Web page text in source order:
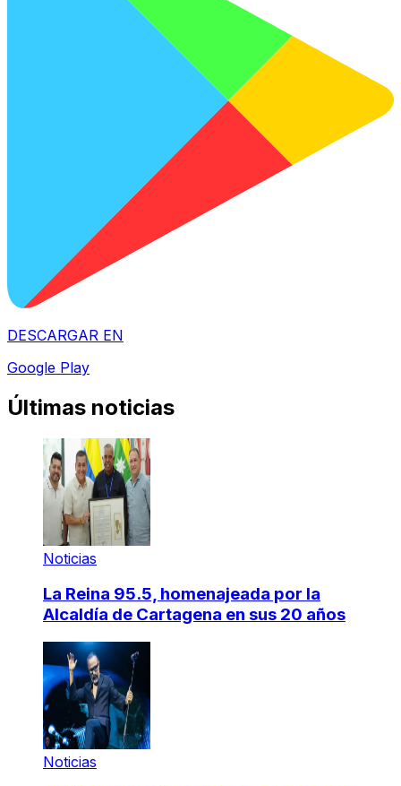
DESCARGAR EN
Google Play
Últimas noticias
Noticias
La Reina 95.5, homenajeada por la
Alcaldía de Cartagena en sus 20 años
Noticias